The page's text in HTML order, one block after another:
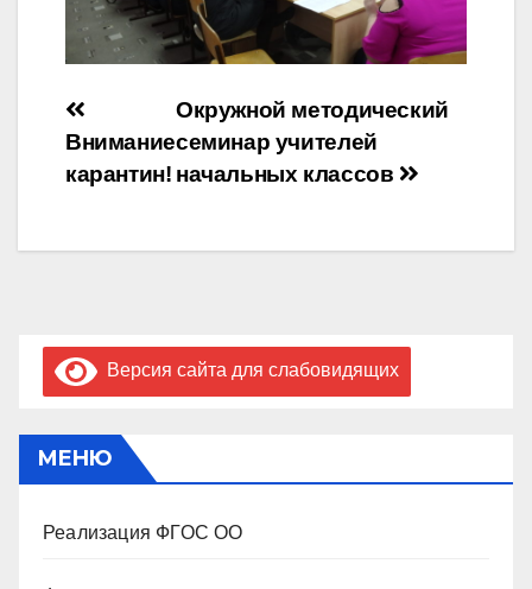
Навигация
по
Окружной методический
семинар учителей
начальных классов
Внимание
карантин!
Версия сайта для слабовидящих
МЕНЮ
Реализация ФГОС ОО